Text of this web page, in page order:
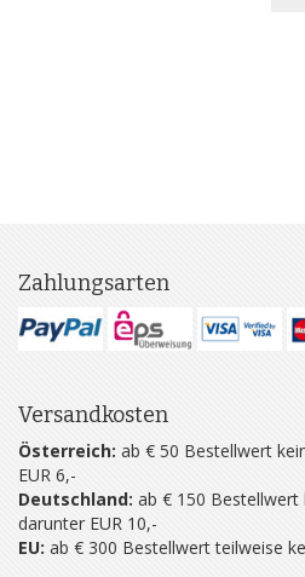
Zahlungsarten
Versandkosten
Österreich: ab € 50 Bestellwert
EUR 6,-
Deutschland: ab € 150 Bestellwert
darunter EUR 10,-
EU: ab € 300 Bestellwert teilweise